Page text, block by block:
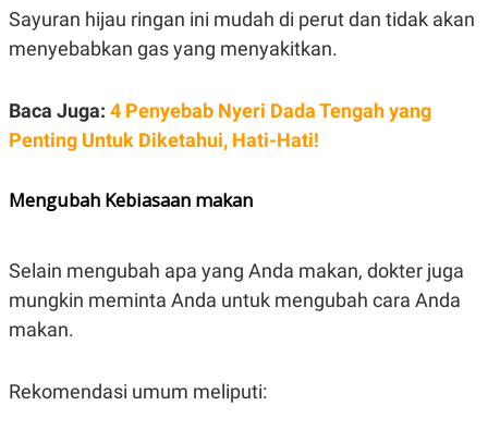
Sayuran hijau ringan ini mudah di perut dan tidak akan
menyebabkan gas yang menyakitkan.
Baca Juga: 4 Penyebab Nyeri Dada Tengah yang
Penting Untuk Diketahui, Hati-Hati!
Mengubah Kebiasaan makan
Selain mengubah apa yang Anda makan, dokter juga
mungkin meminta Anda untuk mengubah cara Anda
makan.
Rekomendasi umum meliputi: